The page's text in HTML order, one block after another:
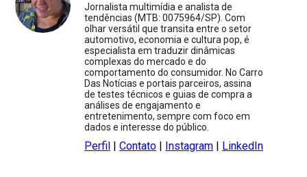
Jornalista multimídia e analista de
tendências (MTB: 0075964/SP). Com
olhar versátil que transita entre o setor
automotivo, economia e cultura pop, é
especialista em traduzir dinâmicas
complexas do mercado e do
comportamento do consumidor. No Carro
Das Notícias e portais parceiros, assina
de testes técnicos e guias de compra a
análises de engajamento e
entretenimento, sempre com foco em
dados e interesse do público.
Perfil |Contato | Instagram | LinkedIn